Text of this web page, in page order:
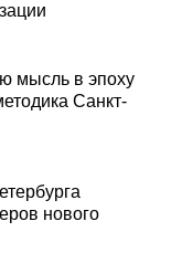
мысль в эпоху
Санкт-
нового